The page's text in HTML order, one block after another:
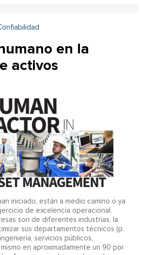
en la
activos
iniciado, están a medio camino o ya
de excelencia operacional.
son de diferentes industrias, la
sus departamentos técnicos (p.
servicios públicos,
en aproximadamente un 90 por